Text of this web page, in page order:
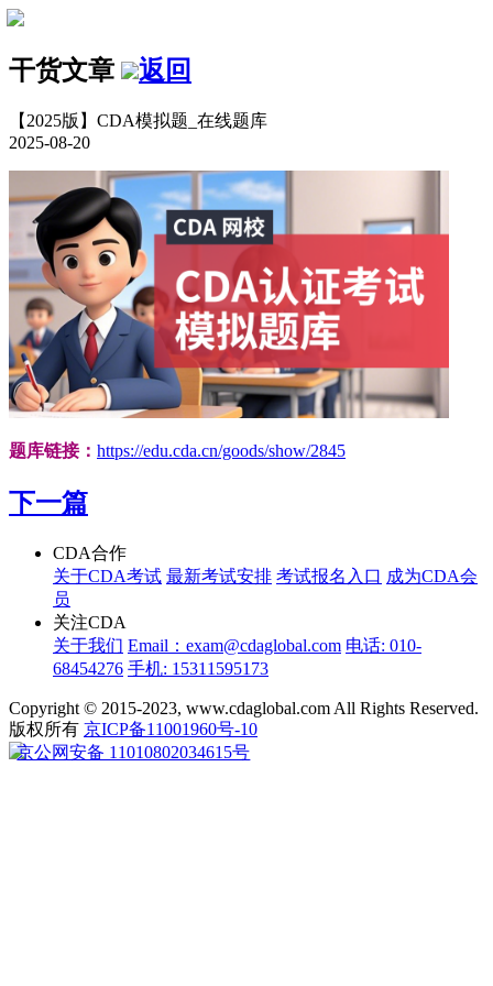
干货文章 返回
【2025版】CDA模拟题_在线题库
2025-08-20
题库链接： https://edu.cda.cn/goods/show/2845
下一篇
CDA合作
关于CDA考试 最新考试安排 考试报名入口 成为CDA会
员
关注CDA
关于我们 Email：exam@cdaglobal.com 电话: 010-
68454276 手机: 15311595173
Copyright © 2015-2023, www.cdaglobal.com All Rights Reserved.
版权所有 京ICP备11001960号-10
京公网安备 11010802034615号